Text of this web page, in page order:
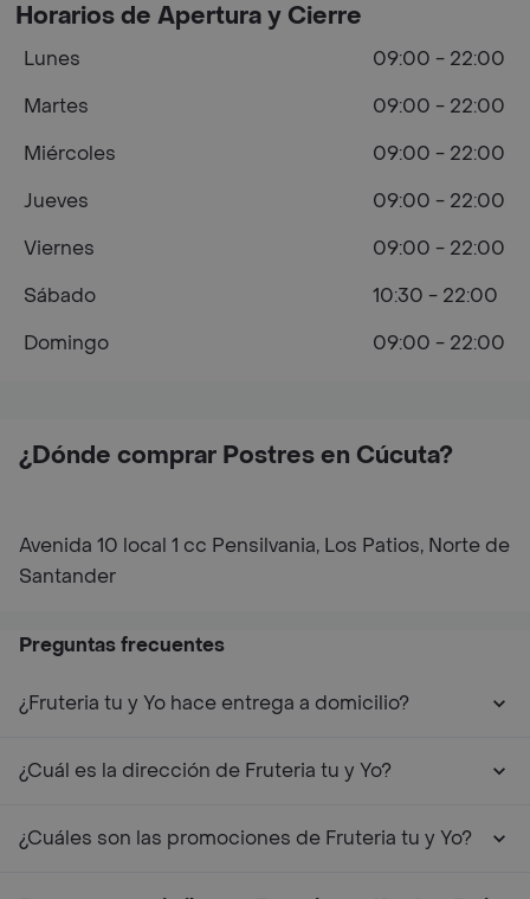
¿Dónde comprar Postres en Cúcuta?
Avenida 10 local 1 cc Pensilvania, Los Patios, Norte de
Santander
Horarios de Apertura y Cierre
Lunes
09:00 - 22:00
Martes
09:00 - 22:00
Miércoles
09:00 - 22:00
Jueves
09:00 - 22:00
Viernes
09:00 - 22:00
Sábado
10:30 - 22:00
Domingo
09:00 - 22:00
Preguntas frecuentes
¿Fruteria tu y Yo hace entrega a domicilio?
¿Cuál es la dirección de Fruteria tu y Yo?
¿Cuáles son las promociones de Fruteria tu y Yo?